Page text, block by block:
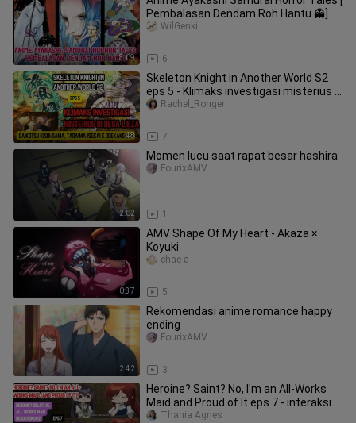
3:09
Pembalasan Dendam Roh Hantu 👻]
6
WilGenki
1:48
Skeleton Knight in Another World S2
eps 5 - Klimaks investigasi misterius di
desa lieza
7
Rachel_Ronger
2:02
Momen lucu saat rapat besar hashira
1
FourixAMV
0:37
AMV Shape Of My Heart - Akaza ×
Koyuki
5
chae a
2:42
Rekomendasi anime romance happy
ending
3
FourixAMV
Heroine? Saint? No, I'm an All-Works
Maid and Proud of It eps 7 - interaksi
manis melody dan marie
Thania Agnes